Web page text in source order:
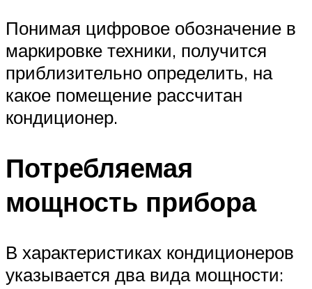
Понимая цифровое обозначение в
маркировке техники, получится
приблизительно определить, на
какое помещение рассчитан
кондиционер.
Потребляемая
мощность прибора
В характеристиках кондиционеров
указывается два вида мощности: